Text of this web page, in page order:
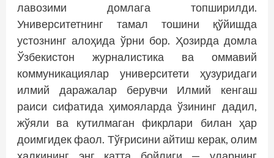
лавозими домлага топширилди.
Университетнинг тамал тошини қўйишда
устознинг алоҳида ўрни бор. Ҳозирда домла
Ўзбекистон журналистика ва оммавий
коммуникациялар университети ҳузуридаги
илмий даражалар берувчи Илмий кенгаш
раиси сифатида ҳимояларда ўзининг дадил,
жўяли ва кутилмаган фикрлари билан ҳар
доимгидек фаол. Тўғрисини айтиш керак, олим